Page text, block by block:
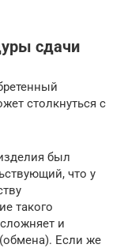
сдачи
столкнуться с
был
что у
такого
и
Если же